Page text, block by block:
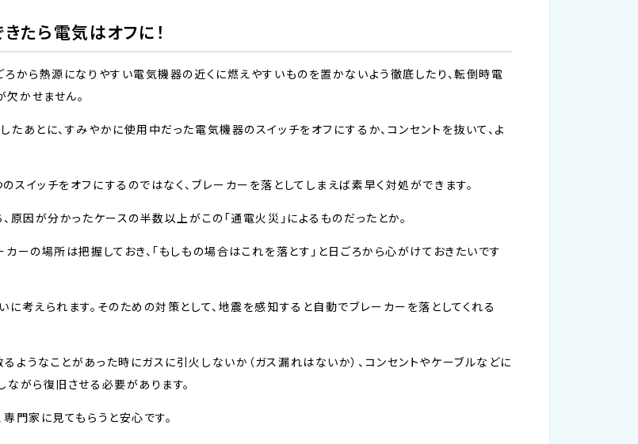
たら電気はオフに！
から熱源になりやすい電気機器の近くに燃えやすいものを置かないよう徹底したり、転倒時電
かせません。
あとに、すみやかに使用中だった電気機器のスイッチをオフにするか、コンセントを抜いて、よ
イッチをオフにするのではなく、ブレーカーを落としてしまえば素早く対処ができます。
因が分かったケースの半数以上がこの「通電火災」によるものだったとか。
ーの場所は把握しておき、「もしもの場合はこれを落とす」と日ごろから心がけておきたいです
考えられます。そのための対策として、地震を感知すると自動でブレーカーを落としてくれる
うなことがあった時にガスに引火しないか（ガス漏れはないか）、コンセントやケーブルなどに
がら復旧させる必要があります。
門家に見てもらうと安心です。